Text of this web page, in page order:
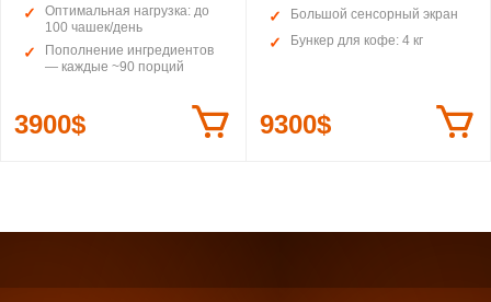
Оптимальная нагрузка: до
100 чашек/день
Пополнение ингредиентов
— каждые ~90 порций
3900$
Большой сенсорный экран
Бункер для кофе: 4 кг
9300$